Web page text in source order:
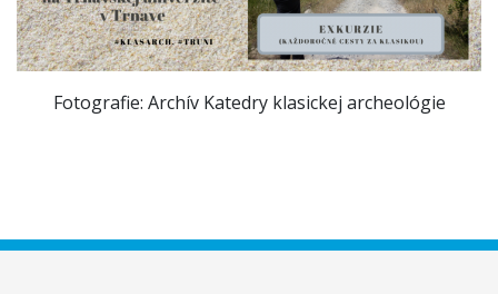
Fotografie: Archív Katedry klasickej archeológie